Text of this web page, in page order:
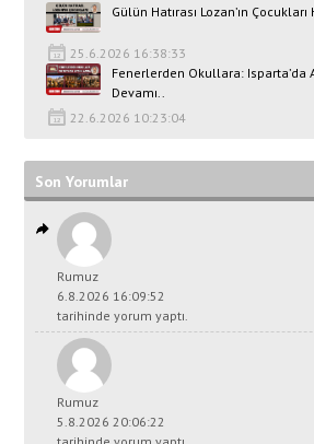
Gülün Hatırası Lozan’ın
25.6.2026 16:38:33
Fenerlerden Okullara: Isparta’da
Devamı..
22.6.2026 10:23:04
Son Yorumlar
Rumuz
6.8.2026 16:09:52
tarihinde yorum yaptı.
Rumuz
5.8.2026 20:06:22